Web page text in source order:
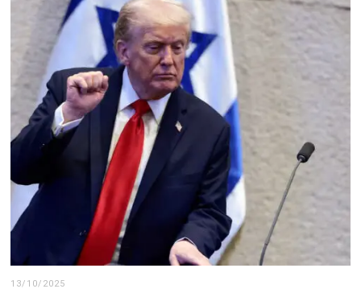
13/10/2025